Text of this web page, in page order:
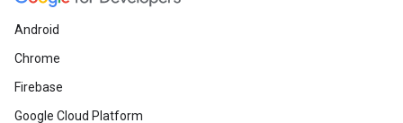
Android
Chrome
Firebase
Google Cloud Platform